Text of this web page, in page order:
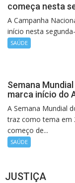
começa nesta
A Campanha
início nesta
SAÚDE
Semana
marca início do
A Semana Mundial
traz como tema em
começo de...
SAÚDE
JUSTIÇA